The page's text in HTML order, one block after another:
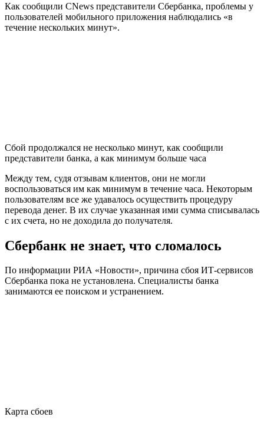
Как сообщили CNews представители Сбербанка, проблемы у
пользователей мобильного приложения наблюдались «в
течение нескольких минут».
Сбой продолжался не несколько минут, как сообщили
представители банка, а как минимум больше часа
Между тем, судя отзывам клиентов, они не могли
воспользоваться им как минимум в течение часа. Некоторым
пользователям все же удавалось осуществить процедуру
перевода денег. В их случае указанная ими сумма списывалась
с их счета, но не доходила до получателя.
Сбербанк не знает, что сломалось
По информации РИА «Новости», причина сбоя ИТ-сервисов
Сбербанка пока не установлена. Специалисты банка
занимаются ее поиском и устранением.
Карта сбоев